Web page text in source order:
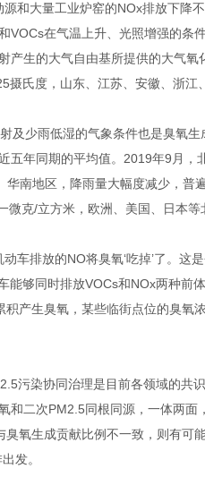
大量工业炉窑的NOx排放下降
VOCs在气温上升、光照增强的条
产生的大气自由基所提供的大气
摄氏度，山东、江苏、安徽、浙
少雨低湿的气象条件也是臭氧生
五年同期的平均值。2019年9月，
南地区，降雨量大幅度减少，普
/立方米，欧洲、美国、日本等
排放的NO将臭氧‘吃掉’了。这
能够同时排放VOCs和NOx两种前
产生臭氧，某些临街点位的臭氧
染协同治理是目前各领域的共识
二次PM2.5同根同源，一体两面
生成贡献比例不一致，则有可
发。